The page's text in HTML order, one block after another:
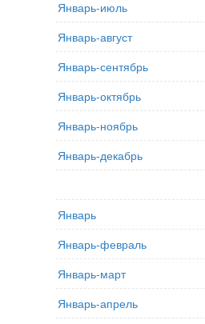
Январь-июль
Январь-август
Январь-сентябрь
Январь-октябрь
Январь-ноябрь
Январь-декабрь
Январь
Январь-февраль
Январь-март
Январь-апрель